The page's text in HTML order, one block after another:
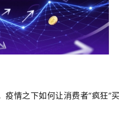
情之下如何让消费者“疯狂”买